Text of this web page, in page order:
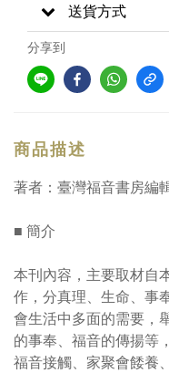
送貨方式
分享到
商品描述
著者：臺灣福音書房編
■ 簡介
本刊內容，主要取材自
作，分真理、生命、事
會生活中多面的需要，
的事奉、福音的傳揚等
福音接觸、家聚會餧養